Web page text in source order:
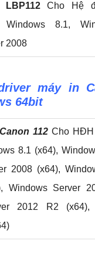
LBP112Cho Hệ
Windows 8.1,
2008
máy in
64bit
112Cho HĐH
8.1 (x64),
2008 (x64),
Windows Server
2012 R2 (x64),